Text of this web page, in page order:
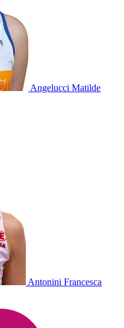
Angelucci Matilde
Antonini Francesca